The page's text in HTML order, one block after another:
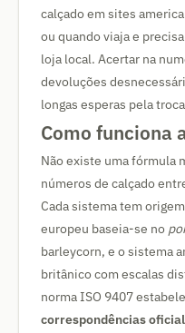
calçado em sites
ou quando viaja e
loja local. Acertar na
devoluções
longas esperas pela
Como funciona
Não existe uma fórmula
números de calçado
Cada sistema tem
europeu baseia-se no
barleycorn, e o sistema
britânico com escalas
norma ISO 9407
correspondências oficial